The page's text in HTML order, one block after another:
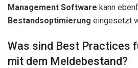
Management Software kann
Bestandsoptimierung eingesetzt
Was sind Best Practices
mit dem Meldebestand?